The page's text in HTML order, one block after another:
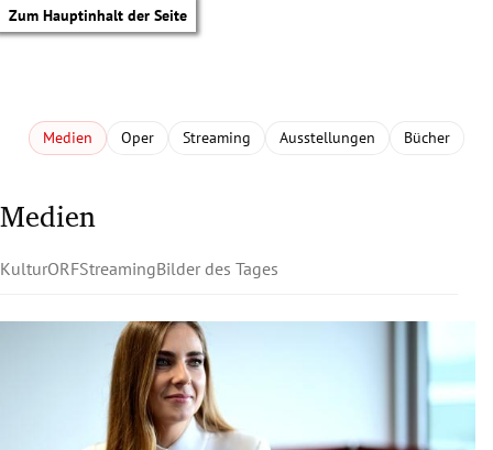
Zum Hauptinhalt der Seite
Medien Oper Streaming Ausstellungen Bücher
Medien
KulturORFStreamingBilder des Tages